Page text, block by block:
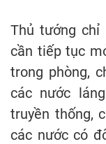
Thủ tướng chỉ
cần tiếp tục
trong phòng,
các nước
truyền thống,
các nước có